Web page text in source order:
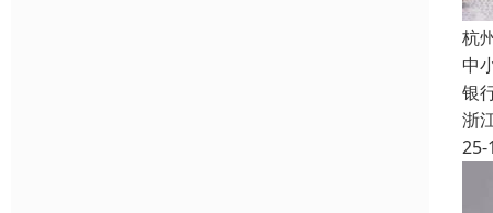
杭
中
银
浙
25-